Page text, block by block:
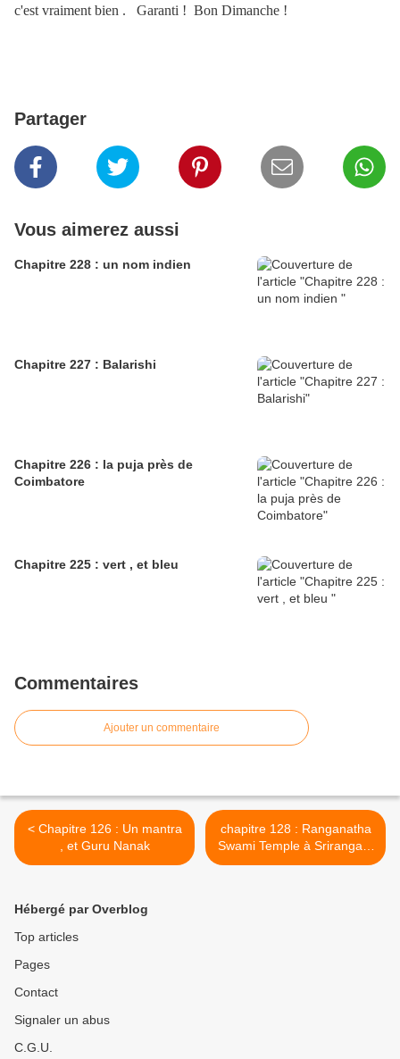
c'est vraiment bien . Garanti ! Bon Dimanche !
Partager
Vous aimerez aussi
Chapitre 228 : un nom indien
Chapitre 227 : Balarishi
Chapitre 226 : la puja près de
Coimbatore
Chapitre 225 : vert , et bleu
Commentaires
Ajouter un commentaire
< Chapitre 126 : Un mantra
, et Guru Nanak
chapitre 128 : Ranganatha
Swami Temple à Srirangam
>
Hébergé par Overblog
Top articles
Pages
Contact
Signaler un abus
C.G.U.